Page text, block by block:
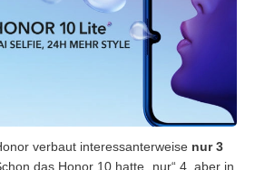
verbaut interessanterweise nur 3
das Honor 10 hatte „nur“ 4, aber in